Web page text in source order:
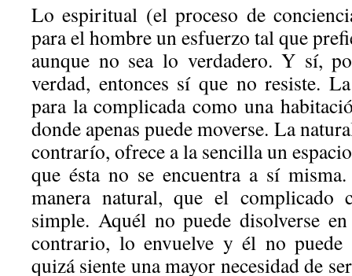
Lo espiritual (el proceso de
para el hombre un esfuerzo tal que
aunque no sea lo verdadero. Y sí,
verdad, entonces sí que no resiste.
para la complicada como una
donde apenas puede moverse. La
contrarío, ofrece a la sencilla un
que ésta no se encuentra a sí
manera natural, que el complicado
simple. Aquél no puede disolverse
contrario, lo envuelve y él no
quizá siente una mayor necesidad de